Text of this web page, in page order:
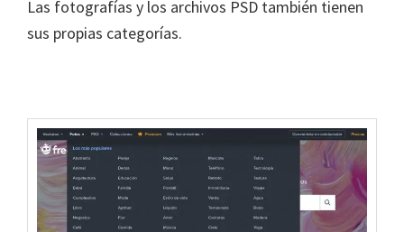
Las fotografías y los archivos PSD también tienen
sus propias categorías.